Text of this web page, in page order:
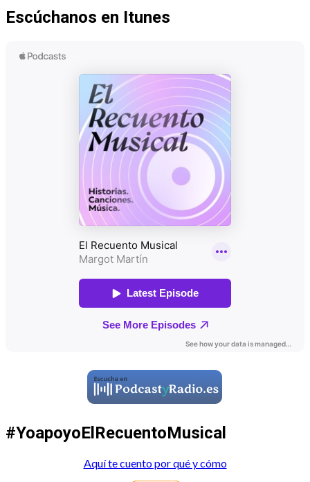
Escúchanos en Itunes
#YoapoyoElRecuentoMusical
Aquí te cuento por qué y cómo